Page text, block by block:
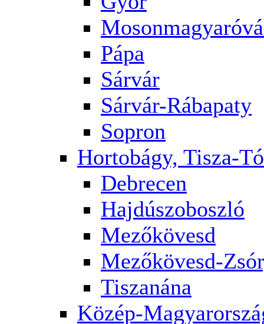
Pápa
Sárvár
Sárvár-Rábapaty
Sopron
Hortobágy, Tisza-Tó
Debrecen
Hajdúszoboszló
Mezőkövesd
Mezőkövesd-
Tiszanána
Közép-